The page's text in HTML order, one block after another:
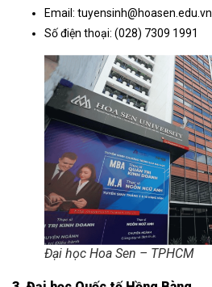
Email: tuyensinh@hoasen.edu.vn
Số điện thoại: (028) 7309 1991
Đại học Hoa Sen – TPHCM